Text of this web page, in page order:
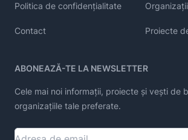
Politica de confidențialitate
Contact
Organizații
Proiecte
ABONEAZĂ-TE LA NEWSLETTER
Cele mai noi informații, proiecte și vești de
organizațiile tale preferate.